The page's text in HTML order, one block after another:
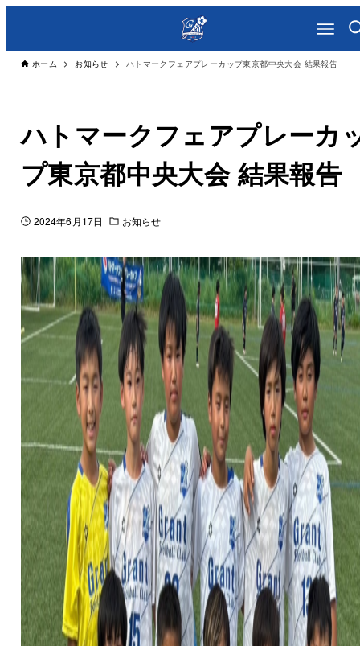
ホーム お知らせ ハトマークフェアプレーカップ東京都中央大会 結果報告
ハトマークフェアプレーカ
プ東京都中央大会 結果報告
2024年6月17日 お知らせ